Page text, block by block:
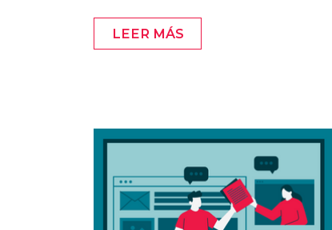
LEER MÁS